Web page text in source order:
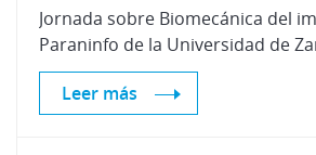
Jornada sobre Biomecánica del
Paraninfo de la Universidad de
Leer más